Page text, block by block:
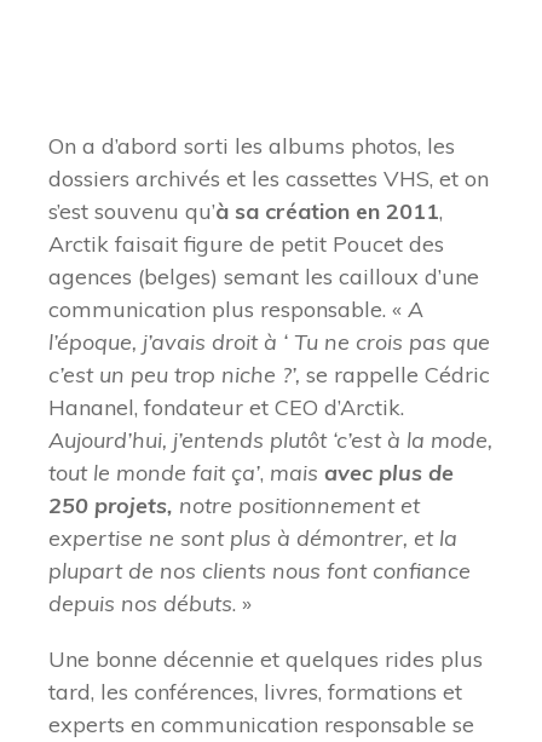
On a d’abord sorti les albums photos, les
dossiers archivés et les cassettes VHS, et on
s’est souvenu qu’à sa création en 2011,
Arctik faisait figure de petit Poucet des
agences (belges) semant les cailloux d’une
communication plus responsable. « A
l’époque, j’avais droit à ‘ Tu ne crois pas que
c’est un peu trop niche ?’, se rappelle Cédric
Hananel, fondateur et CEO d’Arctik.
Aujourd’hui, j’entends plutôt ‘c’est à la mode,
tout le monde fait ça’, mais avec plus de
250 projets, notre positionnement et
expertise ne sont plus à démontrer, et la
plupart de nos clients nous font confiance
depuis nos débuts. »
Une bonne décennie et quelques rides plus
tard, les conférences, livres, formations et
experts en communication responsable se